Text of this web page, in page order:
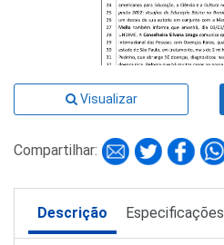
Visualizar
Compartilhar:
Descrição Especificações